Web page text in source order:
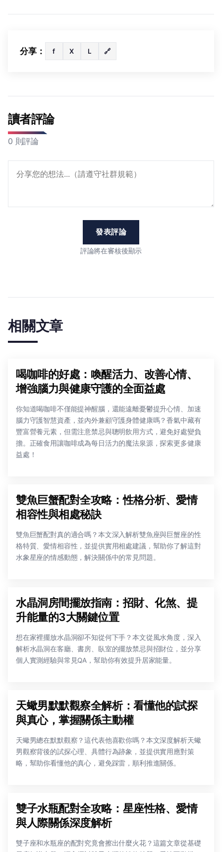
分享： f X L 🔗
讀者評論
0 則評論
發表評論
評論將在審核後顯示
相關文章
喝咖啡的好處：喚醒活力、改善心情、
增強腦力與健康守護的全面益處
你知道喝咖啡不僅能提神醒腦，還能遠離憂鬱提升心情、加速
腦力守護智慧資產，並內外兼顧守護身體健康嗎？香氣中藏有
豐富營養元素，但需注意禁忌與聰明飲用方式，避免好處變負
擔。正確食用讓咖啡成為每日活力的魔法泉源，探索更多健康
益處！
雙魚巨蟹配對全攻略：性格分析、愛情
相容性與相處秘訣
雙魚巨蟹配對真的適合嗎？本文深入解析雙魚座與巨蟹座的性
格特質、愛情相容性，並提供實用相處建議，幫助你了解這對
水象星座的情感動態，解決關係中的常見問題。
水晶洞房間擺放指南：招財、化煞、提
升能量的3大關鍵位置
想在家裡擺放水晶洞卻不知從何下手？本文從風水角度，深入
解析水晶洞在客廳、書房、臥室的擺放禁忌與招財位，並分享
個人實測經驗與常見QA，幫助你有效提升居家能量。
天蠍男默默觀察全解析：看懂他的試探
與真心，掌握關係主動權
天蠍男總在默默觀察？這代表他喜歡你嗎？本文深度解析天蠍
男觀察背後的試探心理、具體行為跡象，並提供實用應對策
略，幫助你看懂他的真心，避免踩雷，順利推進關係。
雙子水瓶配對全攻略：星座性格、愛情
與人際關係深度解析
雙子座和水瓶座的配對究竟會擦出什麼火花？這篇文章從基礎